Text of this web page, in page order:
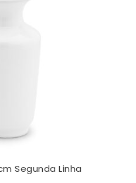
Segunda Linha